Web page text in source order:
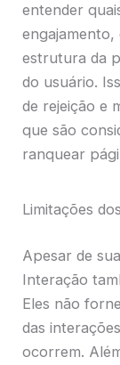
entender
estrutura da
do usuário.
de rejeição e
que são
ranquear
Limitações
Apesar de
Interação
Eles não
das
ocorrem.